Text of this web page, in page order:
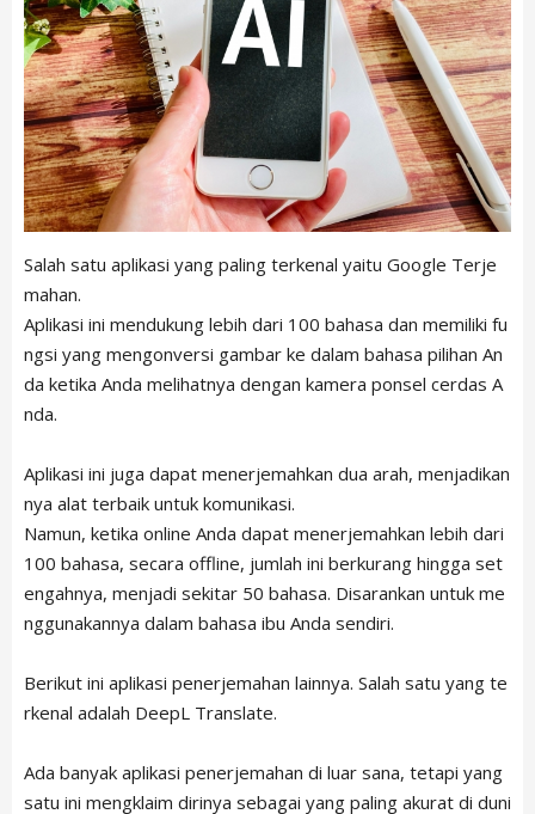
Salah satu aplikasi yang paling terkenal yaitu Google Terje
mahan.
Aplikasi ini mendukung lebih dari 100 bahasa dan memiliki fu
ngsi yang mengonversi gambar ke dalam bahasa pilihan An
da ketika Anda melihatnya dengan kamera ponsel cerdas A
nda.
Aplikasi ini juga dapat menerjemahkan dua arah, menjadikan
nya alat terbaik untuk komunikasi.
Namun, ketika online Anda dapat menerjemahkan lebih dari
100 bahasa, secara offline, jumlah ini berkurang hingga set
engahnya, menjadi sekitar 50 bahasa. Disarankan untuk me
nggunakannya dalam bahasa ibu Anda sendiri.
Berikut ini aplikasi penerjemahan lainnya. Salah satu yang te
rkenal adalah DeepL Translate.
Ada banyak aplikasi penerjemahan di luar sana, tetapi yang
satu ini mengklaim dirinya sebagai yang paling akurat di duni